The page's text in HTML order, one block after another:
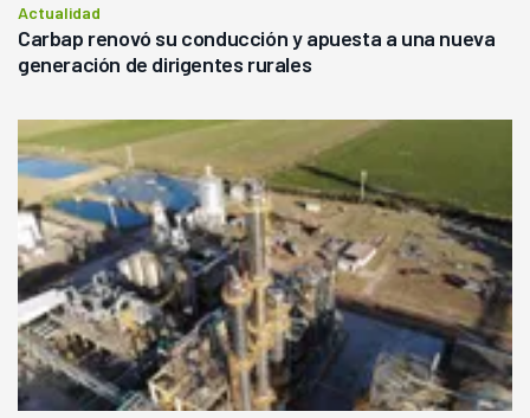
Actualidad
Carbap renovó su conducción y apuesta a una nueva
generación de dirigentes rurales